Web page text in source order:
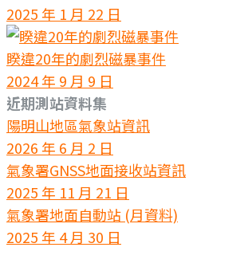
2025 年 1 月 22 日
睽違20年的劇烈磁暴事件
2024 年 9 月 9 日
近期測站資料集
陽明山地區氣象站資訊
2026 年 6 月 2 日
氣象署GNSS地面接收站資訊
2025 年 11 月 21 日
氣象署地面自動站 (月資料)
2025 年 4 月 30 日